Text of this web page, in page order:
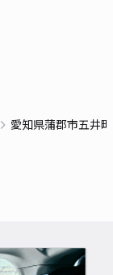
愛知県蒲郡市五井